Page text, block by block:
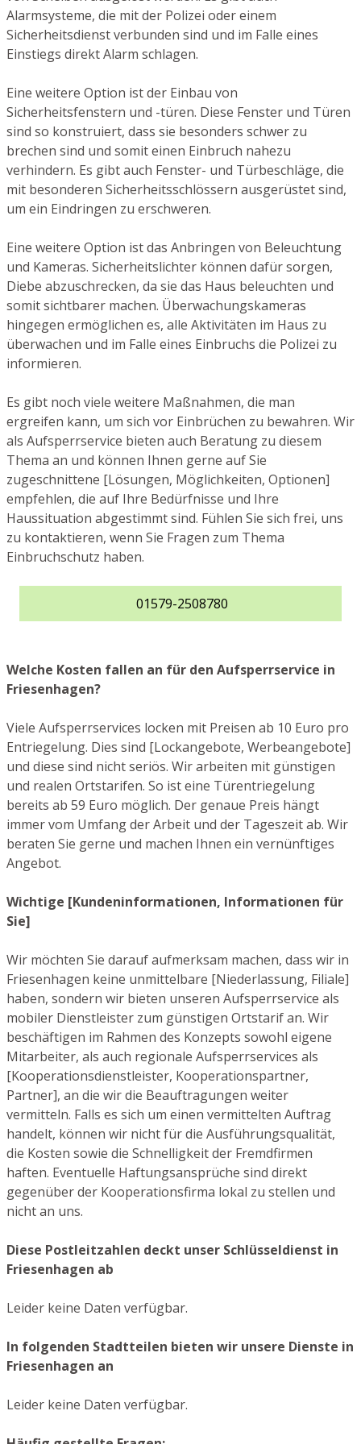
Alarmsysteme, die mit der Polizei oder einem
Sicherheitsdienst verbunden sind und im Falle eines
Einstiegs direkt Alarm schlagen.
Eine weitere Option ist der Einbau von
Sicherheitsfenstern und -türen. Diese Fenster und Türen
sind so konstruiert, dass sie besonders schwer zu
brechen sind und somit einen Einbruch nahezu
verhindern. Es gibt auch Fenster- und Türbeschläge, die
mit besonderen Sicherheitsschlössern ausgerüstet sind,
um ein Eindringen zu erschweren.
Eine weitere Option ist das Anbringen von Beleuchtung
und Kameras. Sicherheitslichter können dafür sorgen,
Diebe abzuschrecken, da sie das Haus beleuchten und
somit sichtbarer machen. Überwachungskameras
hingegen ermöglichen es, alle Aktivitäten im Haus zu
überwachen und im Falle eines Einbruchs die Polizei zu
informieren.
Es gibt noch viele weitere Maßnahmen, die man
ergreifen kann, um sich vor Einbrüchen zu bewahren. Wir
als Aufsperrservice bieten auch Beratung zu diesem
Thema an und können Ihnen gerne auf Sie
zugeschnittene [Lösungen, Möglichkeiten, Optionen]
empfehlen, die auf Ihre Bedürfnisse und Ihre
Haussituation abgestimmt sind. Fühlen Sie sich frei, uns
zu kontaktieren, wenn Sie Fragen zum Thema
Einbruchschutz haben.
01579-2508780
Welche Kosten fallen an für den Aufsperrservice in
Friesenhagen?
Viele Aufsperrservices locken mit Preisen ab 10 Euro pro
Entriegelung. Dies sind [Lockangebote, Werbeangebote]
und diese sind nicht seriös. Wir arbeiten mit günstigen
und realen Ortstarifen. So ist eine Türentriegelung
bereits ab 59 Euro möglich. Der genaue Preis hängt
immer vom Umfang der Arbeit und der Tageszeit ab. Wir
beraten Sie gerne und machen Ihnen ein vernünftiges
Angebot.
Wichtige [Kundeninformationen, Informationen für
Sie]
Wir möchten Sie darauf aufmerksam machen, dass wir in
Friesenhagen keine unmittelbare [Niederlassung, Filiale]
haben, sondern wir bieten unseren Aufsperrservice als
mobiler Dienstleister zum günstigen Ortstarif an. Wir
beschäftigen im Rahmen des Konzepts sowohl eigene
Mitarbeiter, als auch regionale Aufsperrservices als
[Kooperationsdienstleister, Kooperationspartner,
Partner], an die wir die Beauftragungen weiter
vermitteln. Falls es sich um einen vermittelten Auftrag
handelt, können wir nicht für die Ausführungsqualität,
die Kosten sowie die Schnelligkeit der Fremdfirmen
haften. Eventuelle Haftungsansprüche sind direkt
gegenüber der Kooperationsfirma lokal zu stellen und
nicht an uns.
Diese Postleitzahlen deckt unser Schlüsseldienst in
Friesenhagen ab
Leider keine Daten verfügbar.
In folgenden Stadtteilen bieten wir unsere Dienste in
Friesenhagen an
Leider keine Daten verfügbar.